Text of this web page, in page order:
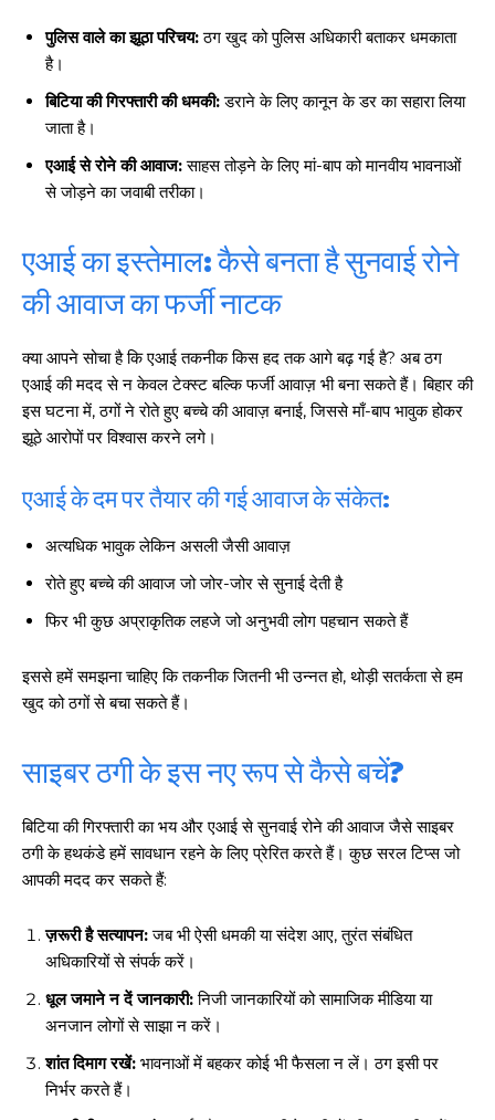
पुलिस वाले का झूठा परिचय:ठग खुद को पुलिस अधिकारी बताकर धमकाता
है।
बिटिया की गिरफ्तारी की धमकी:डराने के लिए कानून के डर का सहारा लिया
जाता है।
एआई से रोने की आवाज:साहस तोड़ने के लिए मां-बाप को मानवीय भावनाओं
से जोड़ने का जवाबी तरीका।
एआई का इस्तेमाल: कैसे बनता है सुनवाई रोने
की आवाज का फर्जी नाटक
क्या आपने सोचा है कि एआई तकनीक किस हद तक आगे बढ़ गई है? अब ठग
एआई की मदद से न केवल टेक्स्ट बल्कि फर्जी आवाज़ भी बना सकते हैं। बिहार की
इस घटना में, ठगों ने रोते हुए बच्चे की आवाज़ बनाई, जिससे माँ-बाप भावुक होकर
झूठे आरोपों पर विश्वास करने लगे।
एआई के दम पर तैयार की गई आवाज के संकेत:
अत्यधिक भावुक लेकिन असली जैसी आवाज़
रोते हुए बच्चे की आवाज जो जोर-जोर से सुनाई देती है
फिर भी कुछ अप्राकृतिक लहजे जो अनुभवी लोग पहचान सकते हैं
इससे हमें समझना चाहिए कि तकनीक जितनी भी उन्नत हो, थोड़ी सतर्कता से हम
खुद को ठगों से बचा सकते हैं।
साइबर ठगी के इस नए रूप से कैसे बचें?
बिटिया की गिरफ्तारी का भय और एआई से सुनवाई रोने की आवाज जैसे साइबर
ठगी के हथकंडे हमें सावधान रहने के लिए प्रेरित करते हैं। कुछ सरल टिप्स जो
आपकी मदद कर सकते हैं:
ज़रूरी है सत्यापन:जब भी ऐसी धमकी या संदेश आए, तुरंत संबंधित
अधिकारियों से संपर्क करें।
धूल जमाने न दें जानकारी:निजी जानकारियों को सामाजिक मीडिया या
अनजान लोगों से साझा न करें।
शांत दिमाग रखें: भावनाओं में बहकर कोई भी फैसला न लें। ठग इसी पर
निर्भर करते हैं।